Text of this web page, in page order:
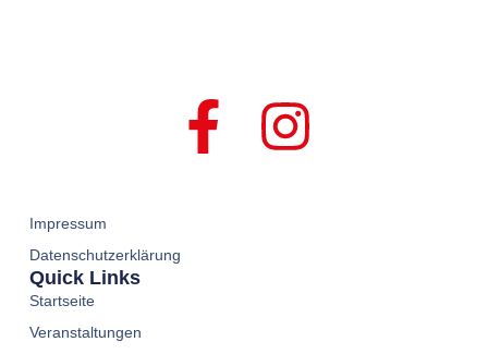
Impressum
Datenschutzerklärung
Quick Links
Startseite
Veranstaltungen